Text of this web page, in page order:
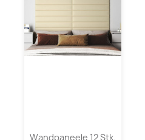
Wandpaneele 12 Stk.